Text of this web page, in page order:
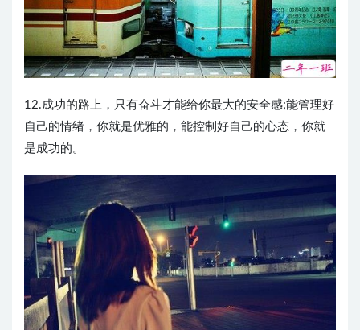
12.成功的路上，只有奋斗才能给你最大的安全感;能管理好
自己的情绪，你就是优雅的，能控制好自己的心态，你就
是成功的。